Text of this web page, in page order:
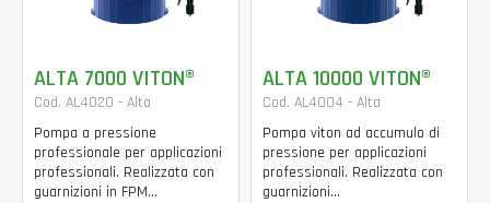
ALTA 7000 VITON®
Cod. AL4020 - Alta
Pompa a pressione
professionale per applicazioni
professionali. Realizzata con
guarnizioni in FPM...
ALTA 10000 VITON®
Cod. AL4004 - Alta
Pompa viton ad accumulo di
pressione per applicazioni
professionali. Realizzata con
guarnizioni...